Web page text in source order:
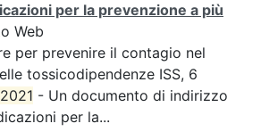
per la prevenzione a più
Web
per prevenire il contagio nel
tossicodipendenze ISS, 6
2021 - Un documento di indirizzo
per la...